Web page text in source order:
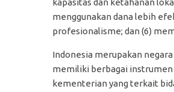
kapasitas dan ketahanan
menggunakan dana lebih
profesionalisme; dan (6)
Indonesia merupakan
memiliki berbagai instrumen
kementerian yang terkait